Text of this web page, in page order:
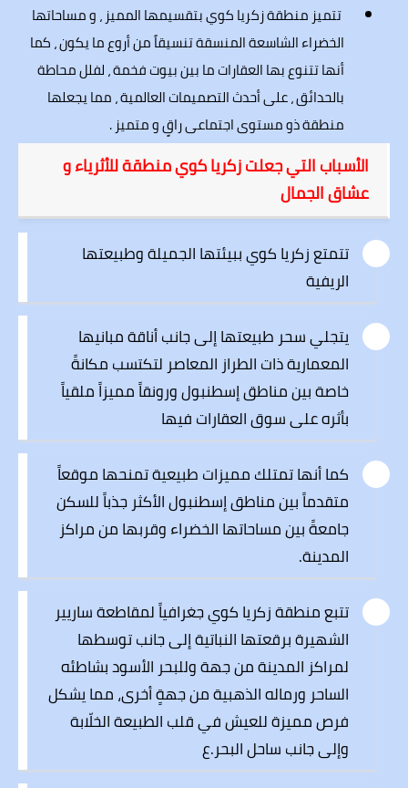
تتميز منطقة زكريا كوي بتقسيمها المميز ، و مساحاتها
الخضراء الشاسعة المنسقة تنسيقاً من أروع ما يكون ، كما
أنها تتنوع بها العقارات ما بين بيوت فخمة ، لفلل محاطة
بالحدائق ، على أحدث التصميمات العالمية ، مما يجعلها
منطقة ذو مستوى اجتماعى راقٍ و متميز .
الأسباب التي جعلت زكريا كوي منطقة للأثرياء و
عشاق الجمال
تتمتع زكريا كوي ببيئتها الجميلة وطبيعتها
الريفية
يتجلي سحر طبيعتها إلى جانب أناقة مبانيها
المعمارية ذات الطراز المعاصر لتكتسب مكانةً
خاصة بين مناطق إسطنبول ورونقاً مميزاً ملقياً
بأثره على سوق العقارات فيها
كما أنها تمتلك مميزات طبيعية تمنحها موقعاً
متقدماً بين مناطق إسطنبول الأكثر جذباً للسكن
جامعةً بين مساحاتها الخضراء وقربها من مراكز
المدينة.
تتبع منطقة زكريا كوي جغرافياً لمقاطعةساريير
الشهيرة برقعتها النباتية إلى جانب توسطها
لمراكز المدينة من جهة وللبحر الأسود بشاطئه
الساحر ورماله الذهبية من جهةٍ أخرى، مما يشكل
فرص مميزة للعيش في قلب الطبيعة الخلّابة
وإلى جانب ساحل البحر.ع